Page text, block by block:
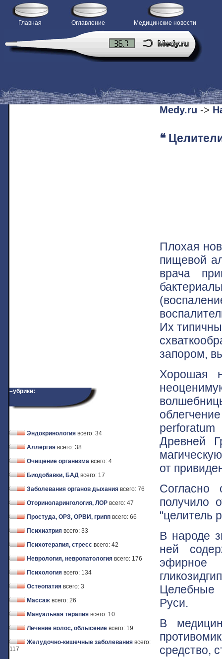
Главная Оглавление Медицинские новости
–убрики:
Эндокринология всего: 34
Аллергия всего: 38
Очищение организма всего: 4
Биодобавки, БАД всего: 17
Заболевания органов дыхания всего: 76
Оториноларингология, ЛОР всего: 47
Простуда, ОРЗ, ОРВИ, грипп всего: 66
Психиатрия всего: 33
Психотерапия, стресс всего: 42
Неврология, невропатология всего: 176
Психология всего: 134
Остеопатия всего: 3
Массаж всего: 26
Мануальная терапия всего: 10
Лечение волос, облысение всего: 19
Желудочно-кишечные заболевания всего:
117
Medy.ru ->
❝
Плохая
пищевой
врача
Их
запором,
Хорошая
Древней
от
Согласно
получило
"целитель
В народе
ней
Целебные
Руси.
В
средство,